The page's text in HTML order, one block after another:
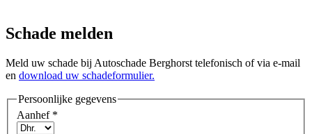
Schade melden
Meld uw schade bij Autoschade Berghorst telefonisch of via e-mail
en download uw schadeformulier.
Persoonlijke gegevens
Aanhef *